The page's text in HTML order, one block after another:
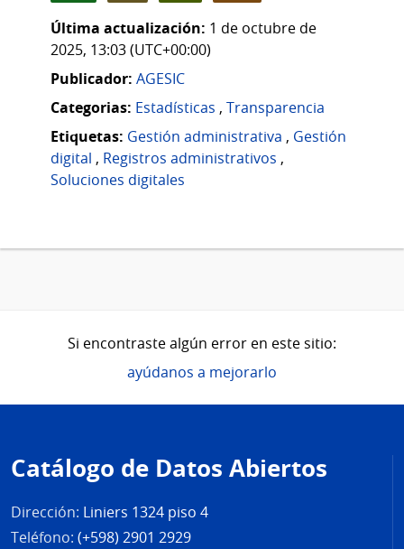
Última actualización: 1 de octubre de
2025, 13:03 (UTC+00:00)
Publicador: AGESIC
Categorias: Estadísticas , Transparencia
Etiquetas: Gestión administrativa , Gestión
digital , Registros administrativos ,
Soluciones digitales
Si encontraste algún error en este sitio:
ayúdanos a mejorarlo
de
página
Catálogo de Datos Abiertos
Dirección: Liniers 1324 piso 4
Teléfono: (+598) 2901 2929